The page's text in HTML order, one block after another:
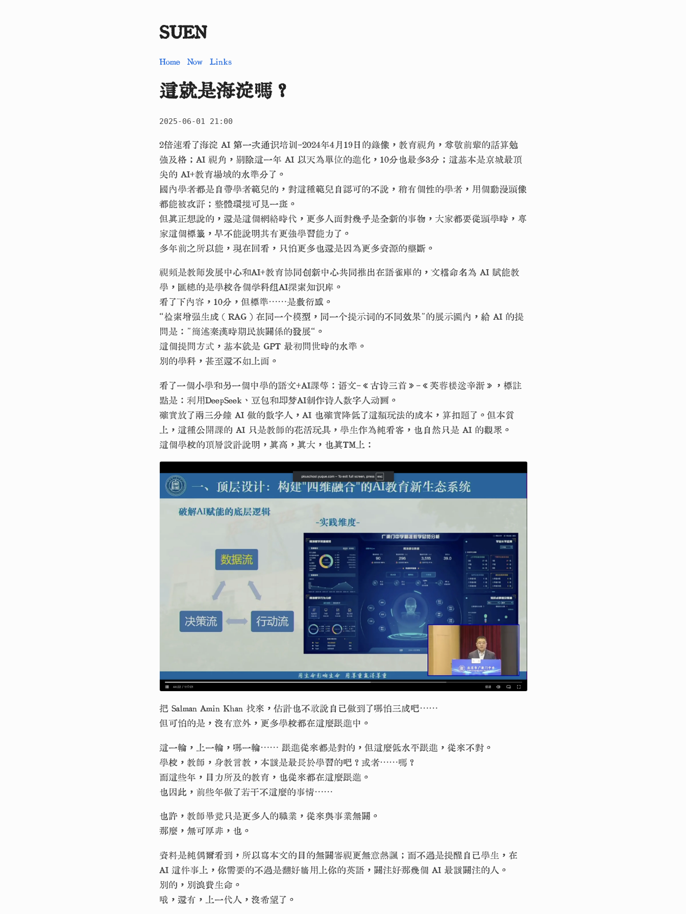
SUEN
Home Now Links
這就是海淀嗎？
2025-06-01 21:00
2倍速看了海淀 AI 第一次通识培训-2024年4月19日的錄像，教育視角，尊敬前輩的話算勉
強及格；AI 視角，剔除這一年 AI 以天為單位的進化，10分也最多3分；這基本是京城最頂
尖的 AI+教育場域的水準分了。
國內學者都是自帶學者範兒的，對這種範兒自認可的不說，稍有個性的學者，用個動漫頭像
都能被攻訐；整體環境可見一斑。
但真正想說的，還是這個網絡時代，更多人面對幾乎是全新的事物，大家都要從頭學時，專
家這個標籤，早不能說明其有更強學習能力了。
多年前之所以能，現在回看，只怕更多也還是因為更多資源的壟斷。
視頻是教师发展中心和AI+教育协同创新中心共同推出在語雀庫的，文檔命名為 AI 賦能教
學，匯總的是學校各個学科组AI探索知识库。
看了下內容，10分，但標準⋯⋯是敷衍感。
“检索增强生成（RAG）在同一个模型，同一个提示词的不同效果”的展示圖內，給 AI 的提
問是：”簡述秦漢時期民族關係的發展“。
這個提問方式，基本就是 GPT 最初問世時的水準。
別的學科，甚至還不如上面。
看了一個小學和另一個中學的語文+AI課等：语文-《古诗三首》-《芙蓉楼送辛渐》，標註
點是：利用DeepSeek、豆包和即梦AI制作诗人数字人动画。
確實放了兩三分鐘 AI 做的數字人，AI 也確實降低了這類玩法的成本，算扣題了。但本質
上，這種公開課的 AI 只是教師的花活玩具，學生作為純看客，也自然只是 AI 的觀眾。
這個學校的頂層設計說明，真高，真大，也真TM上：
把 Salman Amin Khan 找來，估計也不敢說自己做到了哪怕三成吧⋯⋯
但可怕的是，沒有意外，更多學校都在這麼跟進中。
這一輪，上一輪，哪一輪⋯⋯ 跟進從來都是對的，但這麼低水平跟進，從來不對。
學校，教師，身教言教，本該是最長於學習的吧？或者⋯⋯嗎？
而這些年，目力所及的教育，也從來都在這麼跟進。
也因此，前些年做了若干不這麼的事情⋯⋯
也許，教師畢竟只是更多人的職業，從來與事業無關。
那麼，無可厚非，也。
資料是純偶爾看到，所以寫本文的目的無關審視更無意熱諷；而不過是提醒自己學生，在
AI 這件事上，你需要的不過是翻好牆用上你的英語，關注好那幾個 AI 最該關注的人。
別的，別浪費生命。
哦，還有，上一代人，沒希望了。